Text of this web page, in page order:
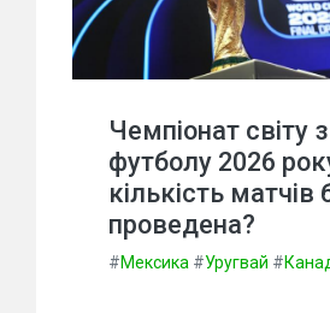
Чемпіонат світу з
футболу 2026
кількість матчів
проведена?
#Мексика #Уругвай #